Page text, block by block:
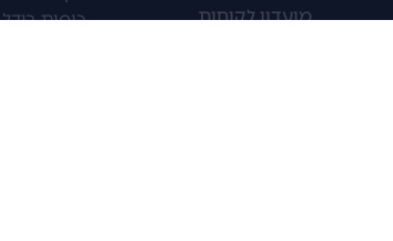
מועדון לקוחות
כוסות רידל